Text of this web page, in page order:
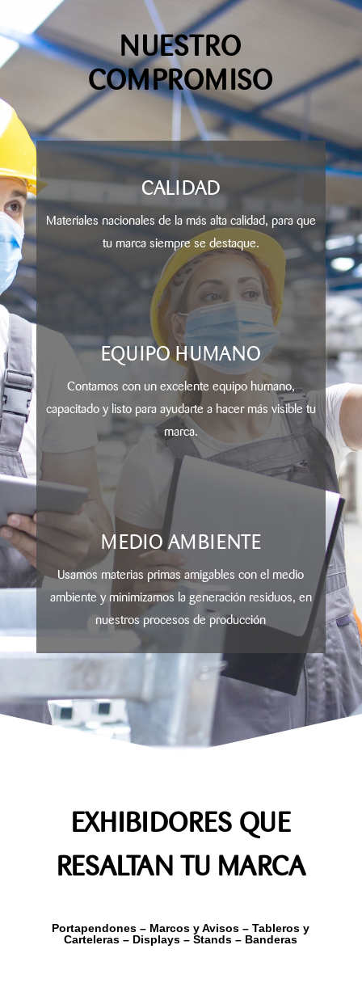
NUESTRO
COMPROMISO
CALIDAD
Materiales nacionales de la más alta calidad, para que
tu marca siempre se destaque.
EQUIPO HUMANO
Contamos con un excelente equipo humano,
capacitado y listo para ayudarte a hacer más visible tu
marca.
MEDIO AMBIENTE
Usamos materias primas amigables con el medio
ambiente y minimizamos la generación residuos, en
nuestros procesos de producción
EXHIBIDORES QUE
RESALTAN TU MARCA
Portapendones – Marcos y Avisos – Tableros y
Carteleras – Displays – Stands – Banderas